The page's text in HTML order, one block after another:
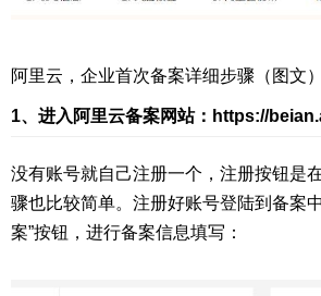
阿里云，企业首次备案详细步骤（图文
1、进入阿里云备案网站：https://
没有账号就自己注册一个，注册按钮是
骤也比较简单。注册好账号登陆到备案
案”按钮，进行备案信息填写：